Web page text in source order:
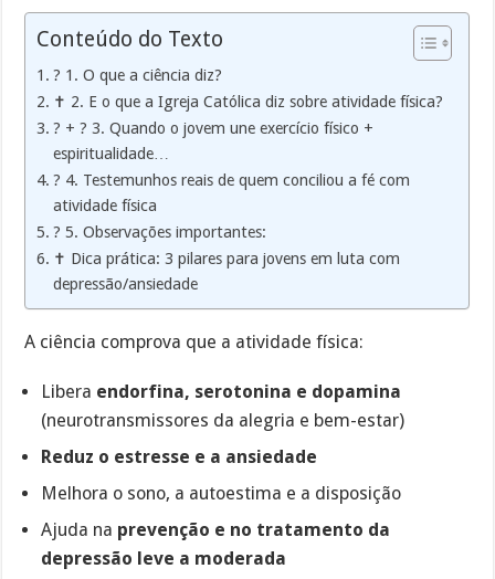
Conteúdo do Texto
? 1. O que a ciência diz?
✝️ 2. E o que a Igreja Católica diz sobre atividade física?
? + ? 3. Quando o jovem une exercício físico +
espiritualidade…
? 4. Testemunhos reais de quem conciliou a fé com
atividade física
? 5. Observações importantes:
✝️ Dica prática: 3 pilares para jovens em luta com
depressão/ansiedade
A ciência comprova que a atividade física:
Libera endorfina, serotonina e dopamina
(neurotransmissores da alegria e bem-estar)
Reduz o estresse e a ansiedade
Melhora o sono, a autoestima e a disposição
Ajuda na prevenção e no tratamento da
depressão leve a moderada